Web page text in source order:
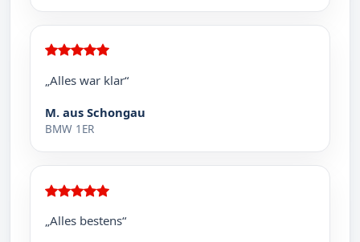
„Alles war klar“
M. aus Schongau
BMW 1ER
„Alles bestens“